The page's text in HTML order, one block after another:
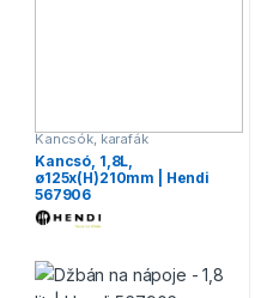
Kancsók, karafák
Kancsó, 1,8L,
ø125x(H)210mm | Hendi
567906